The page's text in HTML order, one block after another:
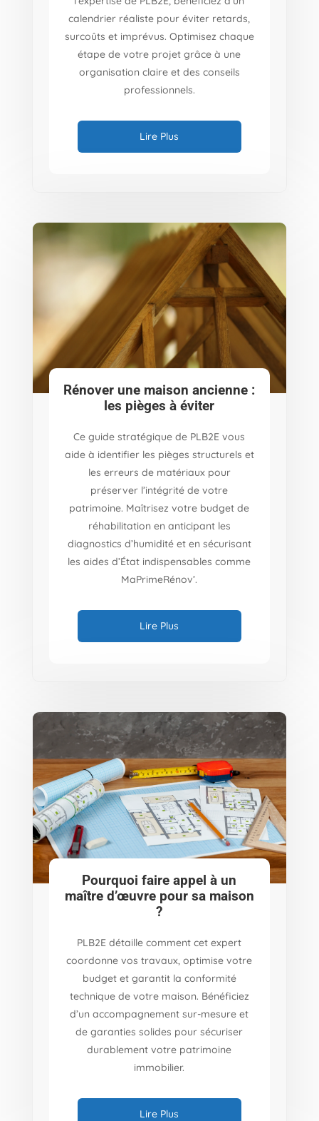
calendrier réaliste pour éviter retards,
surcoûts et imprévus. Optimisez chaque
étape de votre projet grâce à une
organisation claire et des conseils
professionnels.
Lire Plus
Rénover une maison ancienne :
les pièges à éviter
Ce guide stratégique de PLB2E vous
aide à identifier les pièges structurels et
les erreurs de matériaux pour
préserver l’intégrité de votre
patrimoine. Maîtrisez votre budget de
réhabilitation en anticipant les
diagnostics d’humidité et en sécurisant
les aides d’État indispensables comme
MaPrimeRénov’.
Lire Plus
Pourquoi faire appel à un
maître d’œuvre pour sa maison
?
PLB2E détaille comment cet expert
coordonne vos travaux, optimise votre
budget et garantit la conformité
technique de votre maison. Bénéficiez
d’un accompagnement sur-mesure et
de garanties solides pour sécuriser
durablement votre patrimoine
immobilier.
Lire Plus